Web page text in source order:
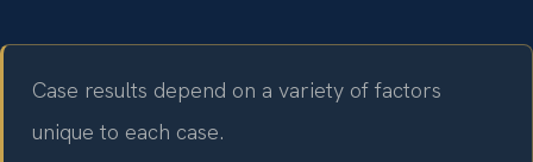
Case results depend on a variety of factors
unique to each case.